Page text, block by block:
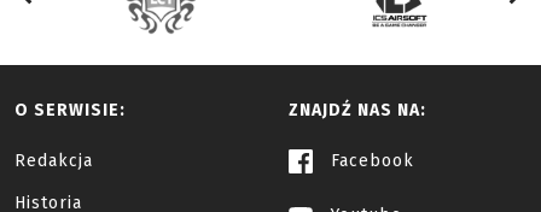
O SERWISIE:
Redakcja
Historia
ZNAJDŹ NAS NA:
Facebook